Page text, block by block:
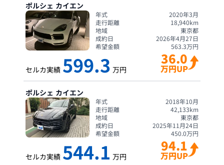
ポルシェ カイエン
年式
2020年3月
走行距離
18,940km
地域
東京都
成約日
2026年4月27日
希望金額
563.3万円
セルカ実績 599.3 万円
36.0
万円UP
ポルシェ カイエン
年式
2018年10月
走行距離
42,133km
地域
東京都
成約日
2025年11月24日
希望金額
450.0万円
セルカ実績 544.1 万円
94.1
万円UP